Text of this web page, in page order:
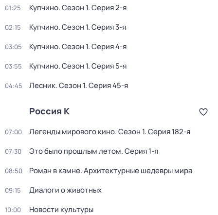
01:25 Купчино. Сезон 1. Серия 2-я
02:15 Купчино. Сезон 1. Серия 3-я
03:05 Купчино. Сезон 1. Серия 4-я
03:55 Купчино. Сезон 1. Серия 5-я
04:45 Лесник. Сезон 1. Серия 45-я
Россия К
07:00 Легенды мирового кино. Сезон 1. Серия 182-я
07:30 Это было прошлым летом. Серия 1-я
08:50 Роман в камне. Архитектурные шедевры мира
09:15 Диалоги о животных
10:00 Новости культуры